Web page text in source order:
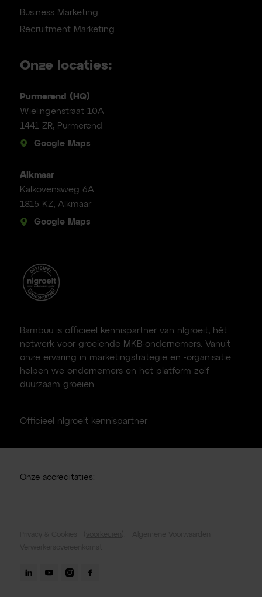
Business Marketing
Recruitment Marketing
Onze locaties:
Purmerend (HQ)
Wielingenstraat 10A
1441 ZR, Purmerend
Google Maps
Alkmaar
Kalkovensweg 6A
1815 KZ, Alkmaar
Google Maps
Bambuu is officieel kennispartner van nlgroeit, hét
netwerk voor groeiende MKB-ondernemers. Vanuit
onze ervaring in marketingstrategie en -organisatie
helpen we ondernemers en het platform zelf
duurzaam groeien.
Officieel nlgroeit kennispartner
Onze accreditaties: